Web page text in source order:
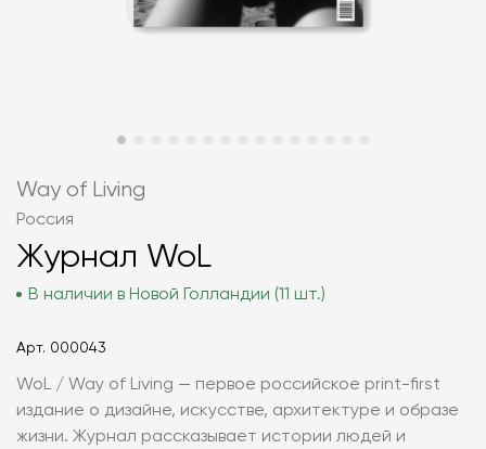
Way of Living
Россия
Журнал WoL
В наличии в Новой Голландии (11 шт.)
Арт. 000043
WoL / Way of Living — первое российское print-first
издание о дизайне, искусстве, архитектуре и образе
жизни. Журнал рассказывает истории людей и